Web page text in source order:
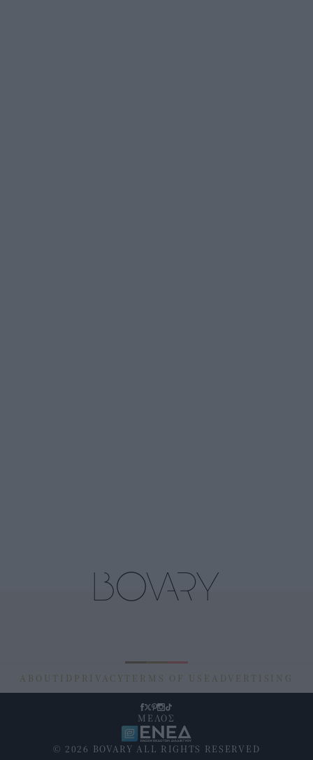
ABOUT ID PRIVACY TERMS OF USE ADVERTISING
© 2026 BOVARY ALL RIGHTS RESERVED
ΜΕΛΟΣ